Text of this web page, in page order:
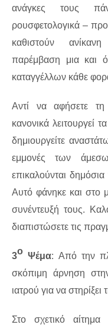
ανάγκες τους
ρουσφετολογικά –
καθιστούν
παρέμβαση μια και
καταγγέλλων κάθε
Αντί να αφήσετε
κανονικά λειτουργεί
δημιουργείτε
εμμονές των
επικαλούνται
Αυτό φάνηκε και στο
συνέντευξή τους.
διαπιστώσετε τις
3ο Ψέμα: Από την
σκόπιμη άρνηση
ιατρού για να
Στο σχετικό